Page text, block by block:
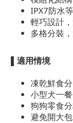
IPX7防水
輕巧設計
多格分裝
▌適用情境
凍乾鮮食
小型犬一
狗狗零食
避免開大